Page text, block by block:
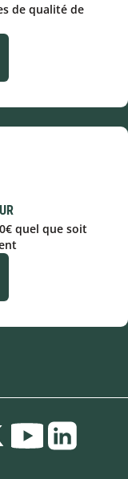
de qualité de
quel que soit